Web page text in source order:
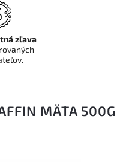
MÄTA 500G
zľava